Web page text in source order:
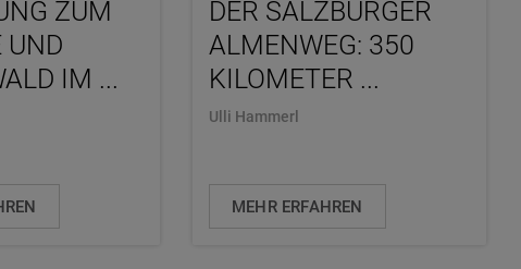
ZUM
UND
IM ...
DER SALZBURGER
ALMENWEG: 350
KILOMETER ...
Ulli Hammerl
MEHR ERFAHREN